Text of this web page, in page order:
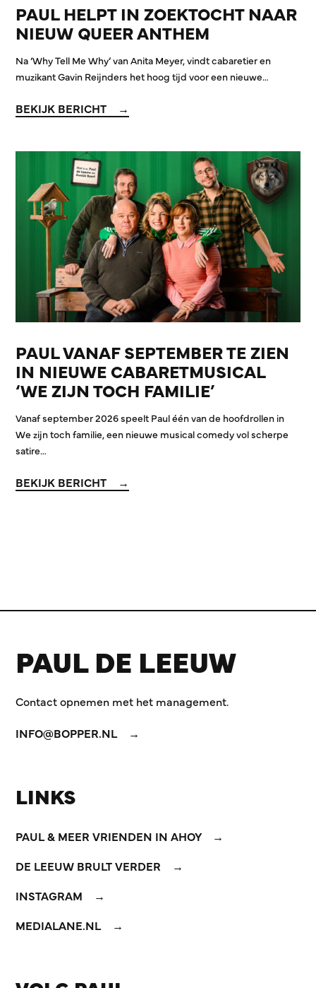
PAUL HELPT IN ZOEKTOCHT NAAR
NIEUW QUEER ANTHEM
Na ‘Why Tell Me Why’ van Anita Meyer, vindt cabaretier en
muzikant Gavin Reijnders het hoog tijd voor een nieuwe…
BEKIJK BERICHT
PAUL VANAF SEPTEMBER TE ZIEN
IN NIEUWE CABARETMUSICAL
‘WE ZIJN TOCH FAMILIE’
Vanaf september 2026 speelt Paul één van de hoofdrollen in
We zijn toch familie, een nieuwe musical comedy vol scherpe
satire…
BEKIJK BERICHT
PAUL DE LEEUW
Contact opnemen met het management.
INFO@BOPPER.NL
LINKS
PAUL & MEER VRIENDEN IN AHOY
DE LEEUW BRULT VERDER
INSTAGRAM
MEDIALANE.NL